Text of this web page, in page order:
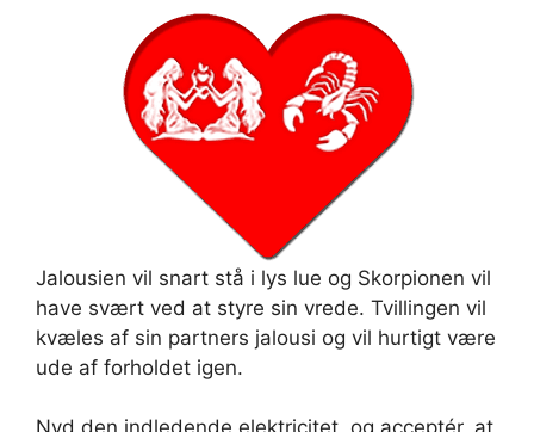
Jalousien vil snart stå i lys lue og Skorpionen vil
have svært ved at styre sin vrede. Tvillingen vil
kvæles af sin partners jalousi og vil hurtigt være
ude af forholdet igen.
Nyd den indledende elektricitet, og acceptér, at